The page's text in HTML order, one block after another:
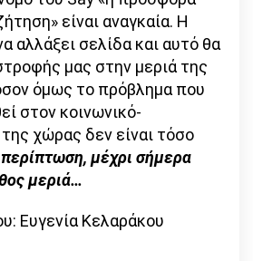
είναι αναγκαία. Η
αλλάξει σελίδα και αυτό θα
μας στην μεριά της
όμως το πρόβλημα που
στον κοινωνικό-
της χώρας δεν είναι τόσο
μέχρι σήμερα
μεριά…
Ευγενία Κελαράκου